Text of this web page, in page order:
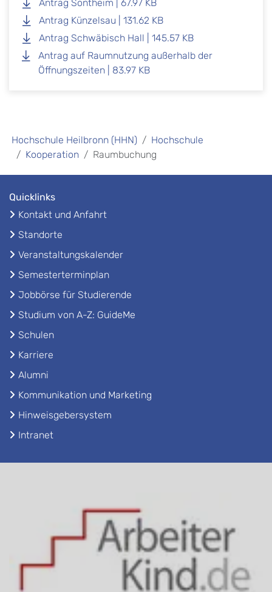
Antrag Sontheim | 67.97 KB
Antrag Künzelsau | 131.62 KB
Antrag Schwäbisch Hall | 145.57 KB
Antrag auf Raumnutzung außerhalb der
Öffnungszeiten | 83.97 KB
Hochschule Heilbronn (HHN)
Hochschule
Kooperation
Raumbuchung
Quicklinks
Kontakt und Anfahrt
Standorte
Veranstaltungskalender
Semesterterminplan
Jobbörse für Studierende
Studium von A-Z: GuideMe
Schulen
Karriere
Alumni
Kommunikation und Marketing
Hinweisgebersystem
Intranet